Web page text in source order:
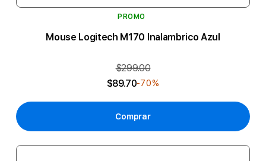
PROMO
Mouse Logitech M170 Inalambrico Azul
$299.00
$89.70-70%
Comprar